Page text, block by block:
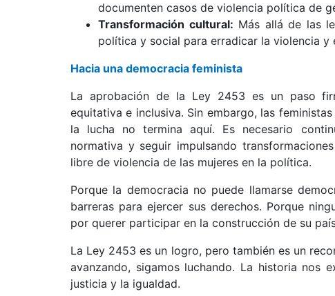
documenten casos de violencia política de
Transformación cultural: Más allá de las
política y social para erradicar la violencia
Hacia una democracia feminista
La aprobación de la Ley 2453 es un paso
equitativa e inclusiva. Sin embargo, las
la lucha no termina aquí. Es necesario
normativa y seguir impulsando
libre de violencia de las mujeres en la política.
Porque la democracia no puede llamarse
barreras para ejercer sus derechos. Porque
por querer participar en la construcción de su
La Ley 2453 es un logro, pero también es un
avanzando, sigamos luchando. La historia nos
justicia y la igualdad.